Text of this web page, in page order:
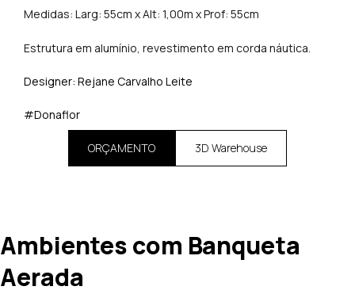
Medidas: Larg: 55cm x Alt: 1,00m x Prof: 55cm
Estrutura em alumínio, revestimento em corda náutica.
Designer: Rejane Carvalho Leite
#Donaflor
ORÇAMENTO 3D Warehouse
Ambientes com Banqueta
Aerada